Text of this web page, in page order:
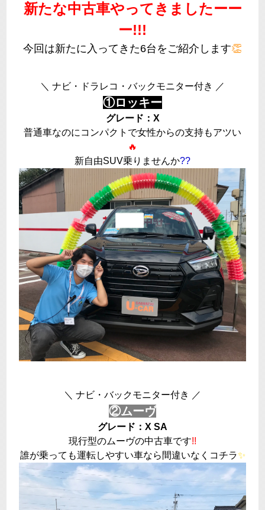
新たな中古車やってきましたーー
ー!!!
今回は新たに入ってきた6台をご紹介します👏
＼ ナビ・ドラレコ・バックモニター付き ／
①ロッキー
グレード：X
普通車なのにコンパクトで女性からの支持もアツい
🔥
新自由SUV乗りませんか??
＼ ナビ・バックモニター付き ／
②ムーヴ
グレード：X SA
現行型のムーヴの中古車です!!
誰が乗っても運転しやすい車なら間違いなくコチラ✨